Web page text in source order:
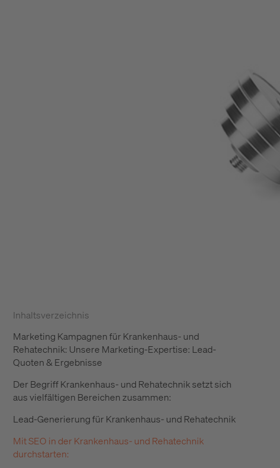
Inhaltsverzeichnis
Marketing Kampagnen für Krankenhaus- und
Rehatechnik: Unsere Marketing-Expertise: Lead-
Quoten & Ergebnisse
Der Begriff Krankenhaus- und Rehatechnik setzt sich
aus vielfältigen Bereichen zusammen:
Lead-Generierung für Krankenhaus- und Rehatechnik
Mit SEO in der Krankenhaus- und Rehatechnik
durchstarten: